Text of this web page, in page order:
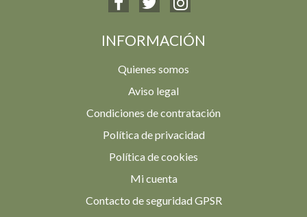
INFORMACIÓN
Quienes somos
Aviso legal
Condiciones de contratación
Política de privacidad
Política de cookies
Mi cuenta
Contacto de seguridad GPSR